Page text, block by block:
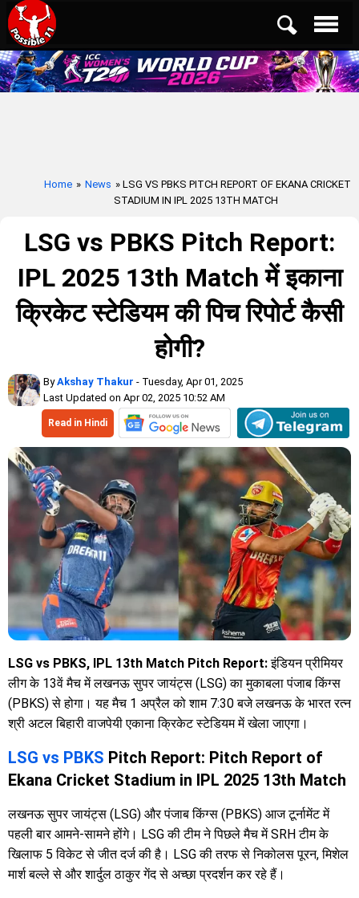
Home » News » LSG VS PBKS PITCH REPORT OF EKANA CRICKET
STADIUM IN IPL 2025 13TH MATCH
LSG vs PBKS Pitch Report:
IPL 2025 13th Match में इकाना
क्रिकेट स्टेडियम की पिच रिपोर्ट कैसी
होगी?
ByAkshay Thakur - Tuesday, Apr 01, 2025
Last Updated on Apr 02, 2025 10:52 AM
Read in Hindi
LSG vs PBKS, IPL 13th Match Pitch Report:इंडियन प्रीमियर
लीग के 13वें मैच में लखनऊ सुपर जायंट्स (LSG) का मुकाबला पंजाब किंग्स
(PBKS) से होगा। यह मैच 1 अप्रैल को शाम 7:30 बजे लखनऊ के भारत रत्न
श्री अटल बिहारी वाजपेयी एकाना क्रिकेट स्टेडियम में खेला जाएगा।
LSG vs PBKS Pitch Report: Pitch Report of
Ekana Cricket Stadium in IPL 2025 13th Match
लखनऊ सुपर जायंट्स (LSG) और पंजाब किंग्स (PBKS) आज टूर्नामेंट में
पहली बार आमने-सामने होंगे। LSG की टीम ने पिछले मैच में SRH टीम के
खिलाफ 5 विकेट से जीत दर्ज की है। LSG की तरफ से निकोलस पूरन, मिशेल
मार्श बल्ले से और शार्दुल ठाकुर गेंद से अच्छा प्रदर्शन कर रहे हैं।